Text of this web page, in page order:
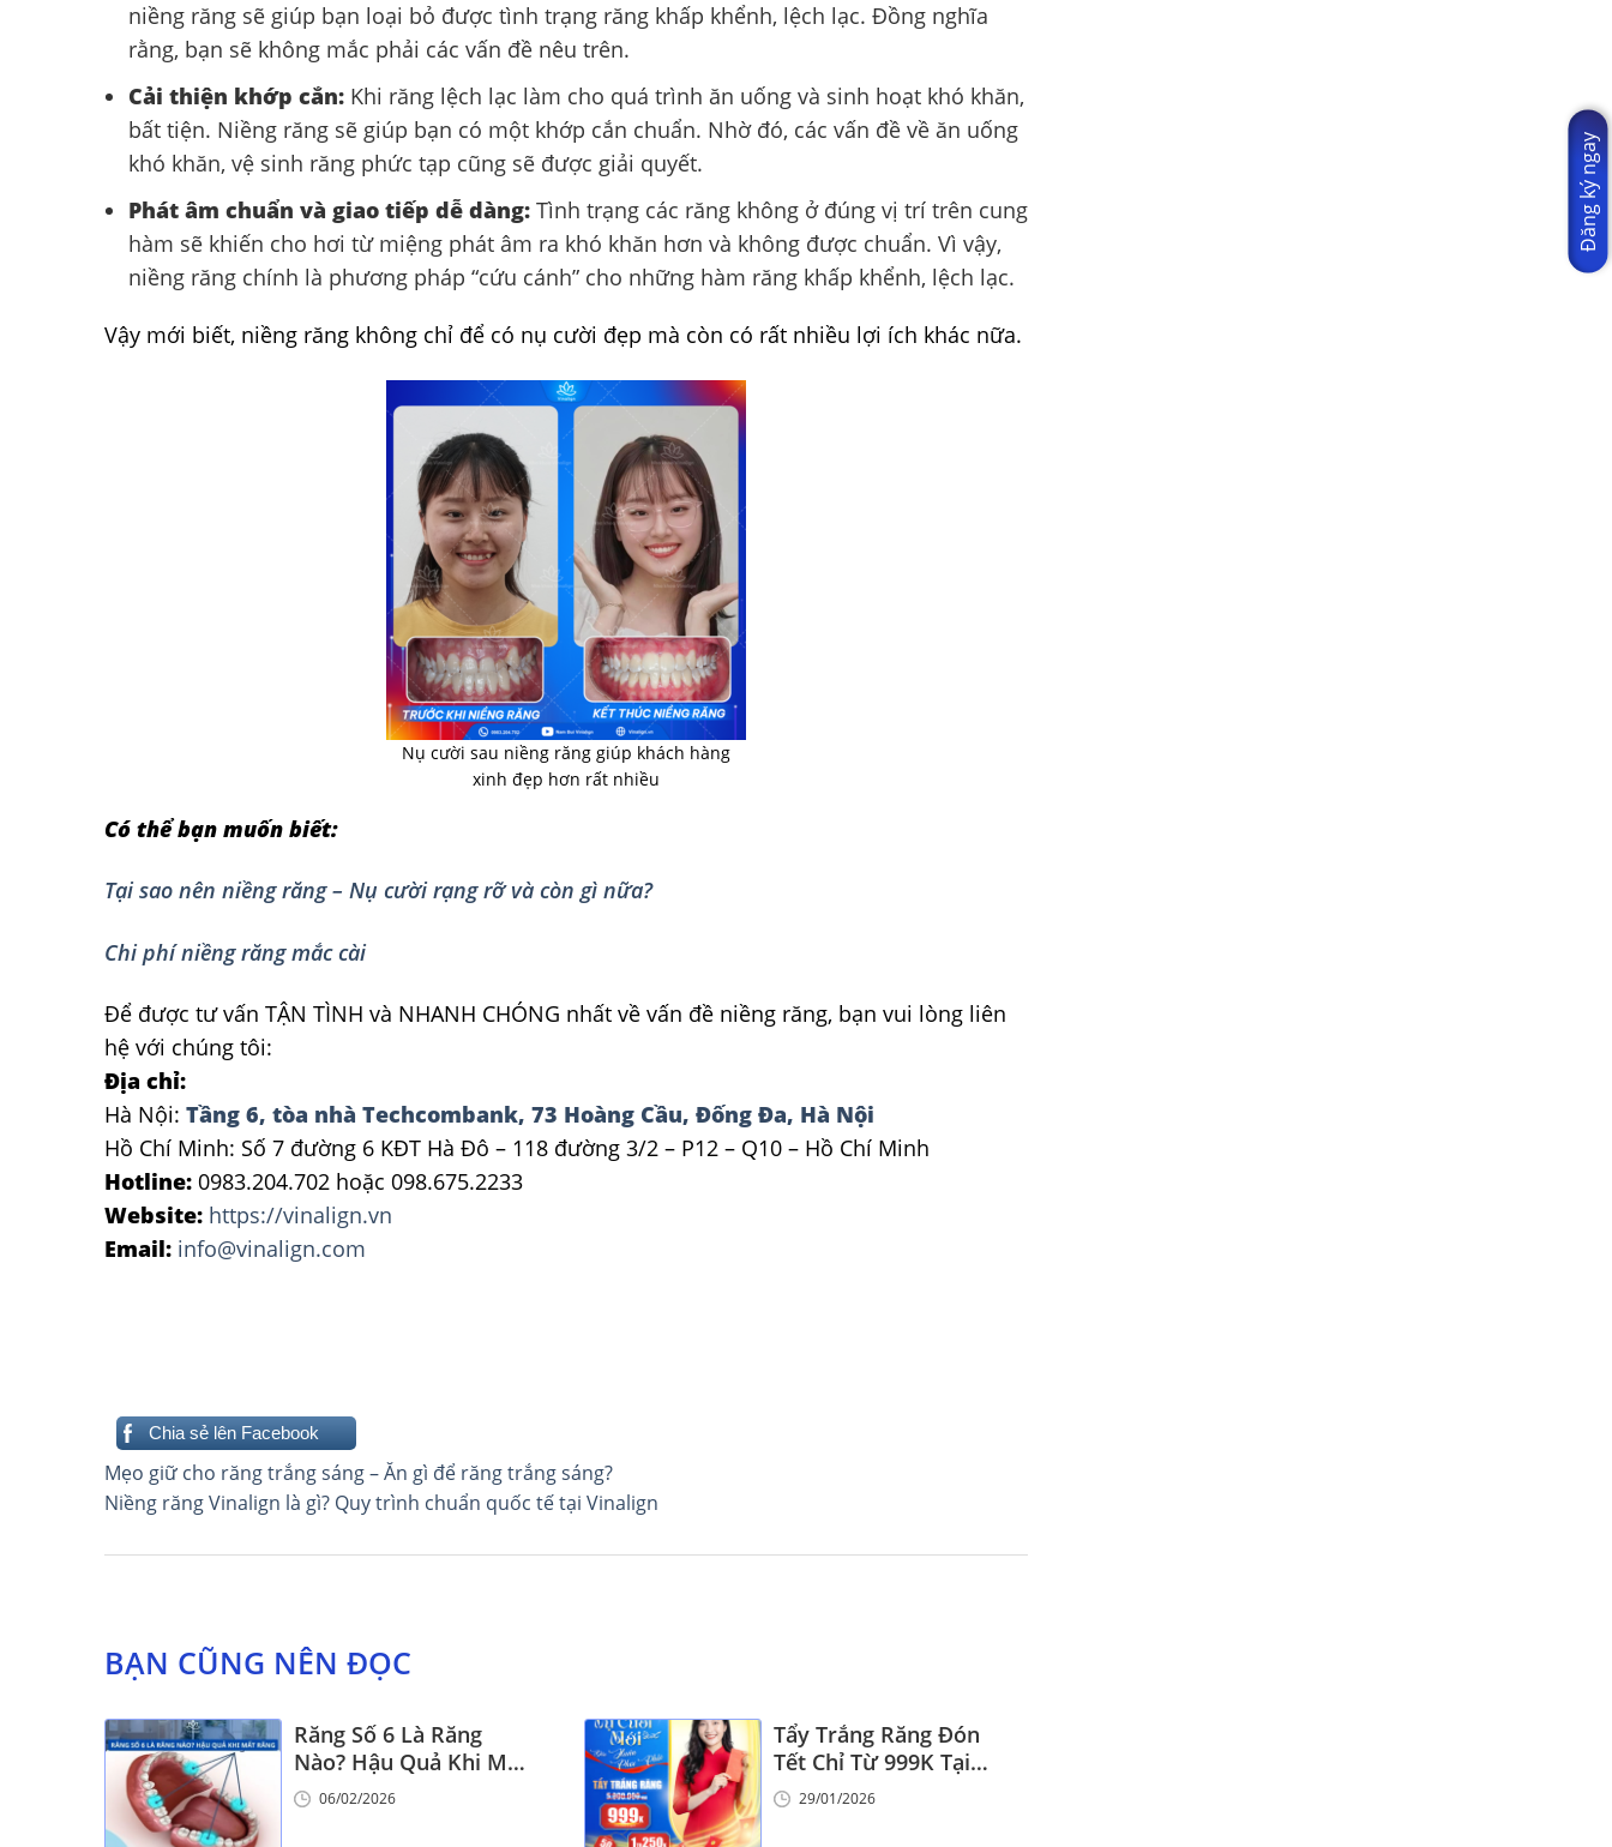
niềng răng sẽ giúp bạn loại bỏ được tình trạng răng khấp khểnh, lệch lạc. Đồng nghĩa
rằng, bạn sẽ không mắc phải các vấn đề nêu trên.
Cải thiện khớp cắn: Khi răng lệch lạc làm cho quá trình ăn uống và sinh hoạt khó khăn,
bất tiện. Niềng răng sẽ giúp bạn có một khớp cắn chuẩn. Nhờ đó, các vấn đề về ăn uống
khó khăn, vệ sinh răng phức tạp cũng sẽ được giải quyết.
Phát âm chuẩn và giao tiếp dễ dàng: Tình trạng các răng không ở đúng vị trí trên cung
hàm sẽ khiến cho hơi từ miệng phát âm ra khó khăn hơn và không được chuẩn. Vì vậy,
niềng răng chính là phương pháp “cứu cánh” cho những hàm răng khấp khểnh, lệch lạc.
Vậy mới biết, niềng răng không chỉ để có nụ cười đẹp mà còn có rất nhiều lợi ích khác nữa.
Nụ cười sau niềng răng giúp khách hàng
xinh đẹp hơn rất nhiều
Có thể bạn muốn biết:
Tại sao nên niềng răng – Nụ cười rạng rỡ và còn gì nữa?
Chi phí niềng răng mắc cài
Để được tư vấn TẬN TÌNH và NHANH CHÓNG nhất về vấn đề niềng răng, bạn vui lòng liên
hệ với chúng tôi:
Địa chỉ:
Hà Nội: Tầng 6, tòa nhà Techcombank, 73 Hoàng Cầu, Đống Đa, Hà Nội
Hồ Chí Minh: Số 7 đường 6 KĐT Hà Đô – 118 đường 3/2 – P12 – Q10 – Hồ Chí Minh
Hotline: 0983.204.702 hoặc 098.675.2233
Website: https://vinalign.vn
Email: info@vinalign.com
Chia sẻ lên Facebook
Điều
hướng
bài
Mẹo giữ cho răng trắng sáng – Ăn gì để răng trắng sáng?
Niềng răng Vinalign là gì? Quy trình chuẩn quốc tế tại Vinalign
BẠN CŨNG NÊN ĐỌC
Răng Số 6 Là Răng
Nào? Hậu Quả Khi Mất
Răng Số 6
06/02/2026
Tẩy Trắng Răng Đón
Tết Chỉ Từ 999K Tại
Nha Khoa Vinalign
29/01/2026
Đăng ký ngay